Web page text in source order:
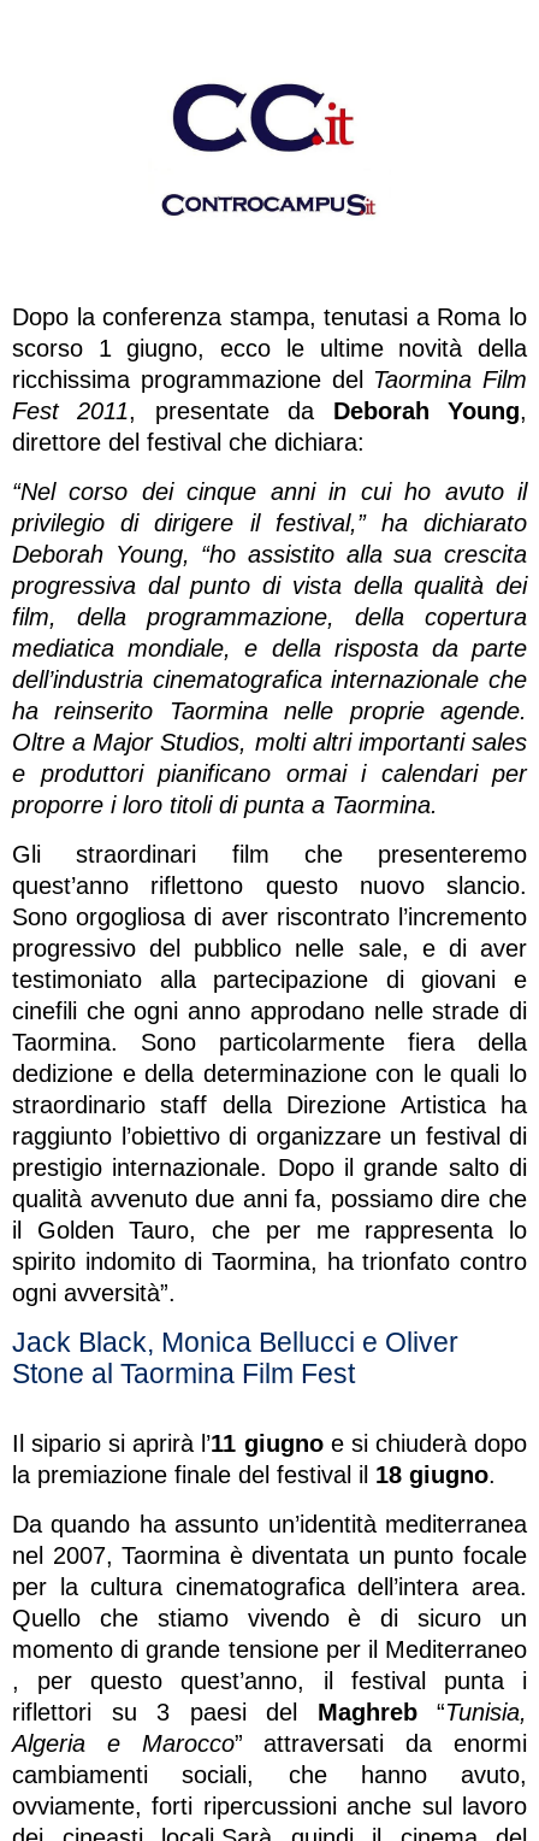
Dopo la conferenza stampa, tenutasi a Roma lo
scorso 1 giugno, ecco le ultime novità della
ricchissima programmazione del Taormina Film
Fest 2011, presentate da Deborah Young,
direttore del festival che dichiara:
“Nel corso dei cinque anni in cui ho avuto il
privilegio di dirigere il festival,” ha dichiarato
Deborah Young, “ho assistito alla sua crescita
progressiva dal punto di vista della qualità dei
film, della programmazione, della copertura
mediatica mondiale, e della risposta da parte
dell’industria cinematografica internazionale che
ha reinserito Taormina nelle proprie agende.
Oltre a Major Studios, molti altri importanti sales
e produttori pianificano ormai i calendari per
proporre i loro titoli di punta a Taormina.
Gli straordinari film che presenteremo
quest’anno riflettono questo nuovo slancio.
Sono orgogliosa di aver riscontrato l’incremento
progressivo del pubblico nelle sale, e di aver
testimoniato alla partecipazione di giovani e
cinefili che ogni anno approdano nelle strade di
Taormina. Sono particolarmente fiera della
dedizione e della determinazione con le quali lo
straordinario staff della Direzione Artistica ha
raggiunto l’obiettivo di organizzare un festival di
prestigio internazionale. Dopo il grande salto di
qualità avvenuto due anni fa, possiamo dire che
il Golden Tauro, che per me rappresenta lo
spirito indomito di Taormina, ha trionfato contro
ogni avversità”.
Jack Black, Monica Bellucci e Oliver
Stone al Taormina Film Fest
Il sipario si aprirà l’11 giugnoe si chiuderà dopo
la premiazione finale del festival il 18 giugno.
Da quando ha assunto un’identità mediterranea
nel 2007, Taormina è diventata un punto focale
per la cultura cinematografica dell’intera area.
Quello che stiamo vivendo è di sicuro un
momento di grande tensione per il Mediterraneo
, per questo quest’anno, il festival punta i
riflettori su 3 paesi del Maghreb“Tunisia,
Algeria e Marocco” attraversati da enormi
cambiamenti sociali, che hanno avuto,
ovviamente, forti ripercussioni anche sul lavoro